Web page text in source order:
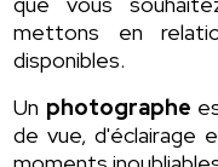
mettons en
disponibles.
Un photographe
de vue, d'éclairage